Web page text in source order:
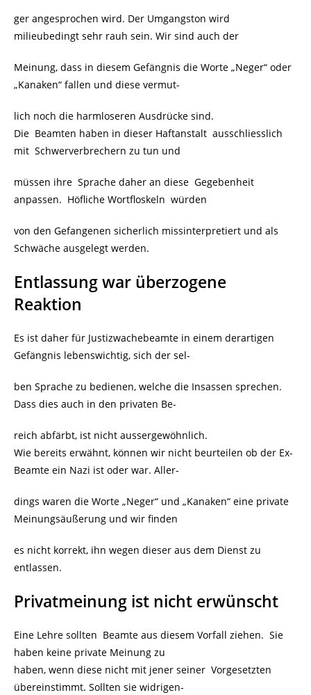
ger angesprochen wird. Der Umgangston wird
milieubedingt sehr rauh sein. Wir sind auch der
Meinung, dass in diesem Gefängnis die Worte „Neger“ oder
„Kanaken“ fallen und diese vermut-
lich noch die harmloseren Ausdrücke sind.
Die Beamten haben in dieser Haftanstalt ausschliesslich
mit Schwerverbrechern zu tun und
müssen ihre Sprache daher an diese Gegebenheit
anpassen. Höfliche Wortfloskeln würden
von den Gefangenen sicherlich missinterpretiert und als
Schwäche ausgelegt werden.
Entlassung war überzogene
Reaktion
Es ist daher für Justizwachebeamte in einem derartigen
Gefängnis lebenswichtig, sich der sel-
ben Sprache zu bedienen, welche die Insassen sprechen.
Dass dies auch in den privaten Be-
reich abfärbt, ist nicht aussergewöhnlich.
Wie bereits erwähnt, können wir nicht beurteilen ob der Ex-
Beamte ein Nazi ist oder war. Aller-
dings waren die Worte „Neger“ und „Kanaken“ eine private
Meinungsäußerung und wir finden
es nicht korrekt, ihn wegen dieser aus dem Dienst zu
entlassen.
Privatmeinung ist nicht erwünscht
Eine Lehre sollten Beamte aus diesem Vorfall ziehen. Sie
haben keine private Meinung zu
haben, wenn diese nicht mit jener seiner Vorgesetzten
übereinstimmt. Sollten sie widrigen-